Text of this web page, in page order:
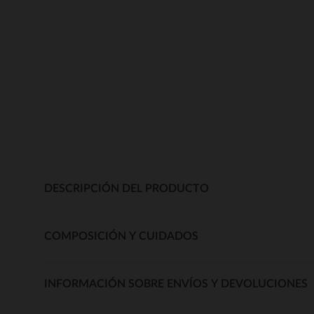
DESCRIPCIÓN DEL PRODUCTO
COMPOSICIÓN Y CUIDADOS
INFORMACIÓN SOBRE ENVÍOS Y DEVOLUCIONES